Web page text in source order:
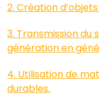
2. Création
3. Transmission
génération en
4. Utilisation de
durables.